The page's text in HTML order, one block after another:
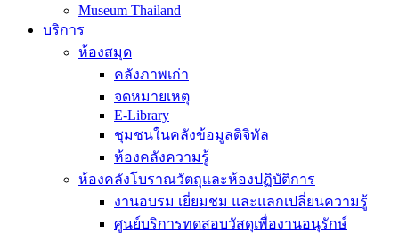
Museum Thailand
บริการ
ห้องสมุด
คลังภาพเก่า
จดหมายเหตุ
E-Library
ชุมชนในคลังข้อมูลดิจิทัล
ห้องคลังความรู้
ห้องคลังโบราณวัตถุและห้องปฏิบัติการ
งานอบรม เยี่ยมชม และแลกเปลี่ยนความรู้
ศูนย์บริการทดสอบวัสดุเพื่องานอนุรักษ์